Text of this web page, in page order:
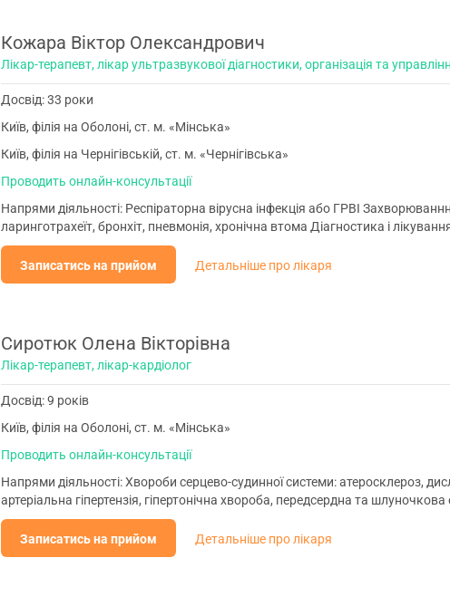
Кожара Віктор Олександрович
Лікар-терапевт, лікар ультразвукової діагностики, організація та
Досвід: 33 роки
Київ, філія на Оболоні, ст. м. «Мінська»
Київ, філія на Чернігівській, ст. м. «Чернігівська»
Проводить онлайн-консультації
Напрями діяльності: Респіраторна вірусна інфекція або ГРВІ
ларинготрахеїт, бронхіт, пневмонія, хронічна втома Діагностика і
Записатись на прийом Детальніше про лікаря
Сиротюк Олена Вікторівна
Лікар-терапевт, лікар-кардіолог
Досвід: 9 років
Київ, філія на Оболоні, ст. м. «Мінська»
Проводить онлайн-консультації
Напрями діяльності: Хвороби серцево-судинної системи: атеросклероз,
артеріальна гіпертензія, гіпертонічна хвороба, передсердна та
Записатись на прийом Детальніше про лікаря